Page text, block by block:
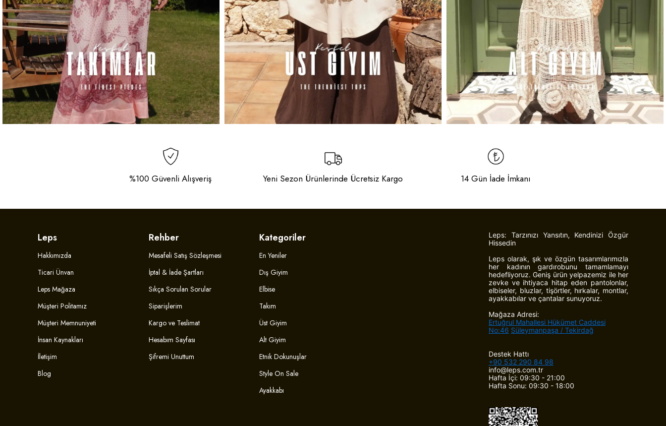
%100 Güvenli Alışveriş Yeni Sezon Ürünlerinde Ücretsiz Kargo 14 Gün İade İmkanı
Leps
Hakkımızda
Ticari Ünvan
Leps Mağaza
Müşteri Politamız
Müşteri Memnuniyeti
İnsan Kaynakları
İletişim
Blog
Rehber
Mesafeli Satış Sözleşmesi
İptal & İade Şartları
Sıkça Sorulan Sorular
Siparişlerim
Kargo ve Teslimat
Hesabım Sayfası
Şifremi Unuttum
Kategoriler
En Yeniler
Dış Giyim
Elbise
Takım
Üst Giyim
Alt Giyim
Etnik Dokunuşlar
Style On Sale
Ayakkabı
Leps: Tarzınızı Yansıtın, Kendinizi Özgür
Hissedin
Leps olarak, şık ve özgün tasarımlarımızla
her kadının gardırobunu tamamlamayı
hedefliyoruz. Geniş ürün yelpazemiz ile her
zevke ve ihtiyaca hitap eden pantolonlar,
elbiseler, bluzlar, tişörtler, hırkalar, montlar,
ayakkabılar ve çantalar sunuyoruz.
Mağaza Adresi:
Ertuğrul Mahallesi Hükümet Caddesi
No:46 Süleymanpaşa / Tekirdağ
Destek Hattı
+90 532 290 84 98
info@leps.com.tr
Hafta İçi: 09:30 - 21:00
Hafta Sonu: 09:30 - 18:00